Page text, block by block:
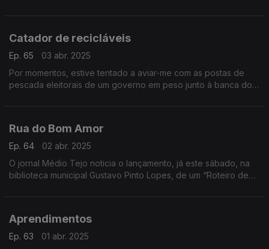
Catador de recicláveis
Ep. 65
03 abr. 2025
Por momentos, estive tentado a aviar-me com as postas de
pescada eleitorais de um governo em peso junto à banca do
Rua do Bom Amor
Ep. 64
02 abr. 2025
O jornal Médio Tejo noticia o lançamento, já este sábado, na
biblioteca municipal Gustavo Pinto Lopes, de um “Roteiro de
Aprendimentos
Ep. 63
01 abr. 2025